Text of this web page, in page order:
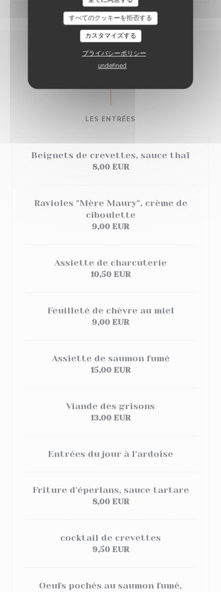
すべてのクッキーを拒否する
カスタマイズする
プライバシーポリシー
undefined
CARTE & MENUS
LES ENTRÉES
Beignets de crevettes, sauce thaï
8,00 EUR
Ravioles "Mère Maury", crème de
ciboulette
9,00 EUR
Assiette de charcuterie
10,50 EUR
Feuilleté de chèvre au miel
9,00 EUR
Assiette de saumon fumé
15,00 EUR
Viande des grisons
13,00 EUR
Entrées du jour à l'ardoise
Friture d'éperlans, sauce tartare
8,00 EUR
cocktail de crevettes
9,50 EUR
Oeufs pochés au saumon fumé,